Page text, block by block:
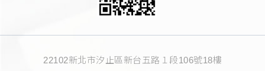
22102新北市汐止區新台五路１段106號18樓